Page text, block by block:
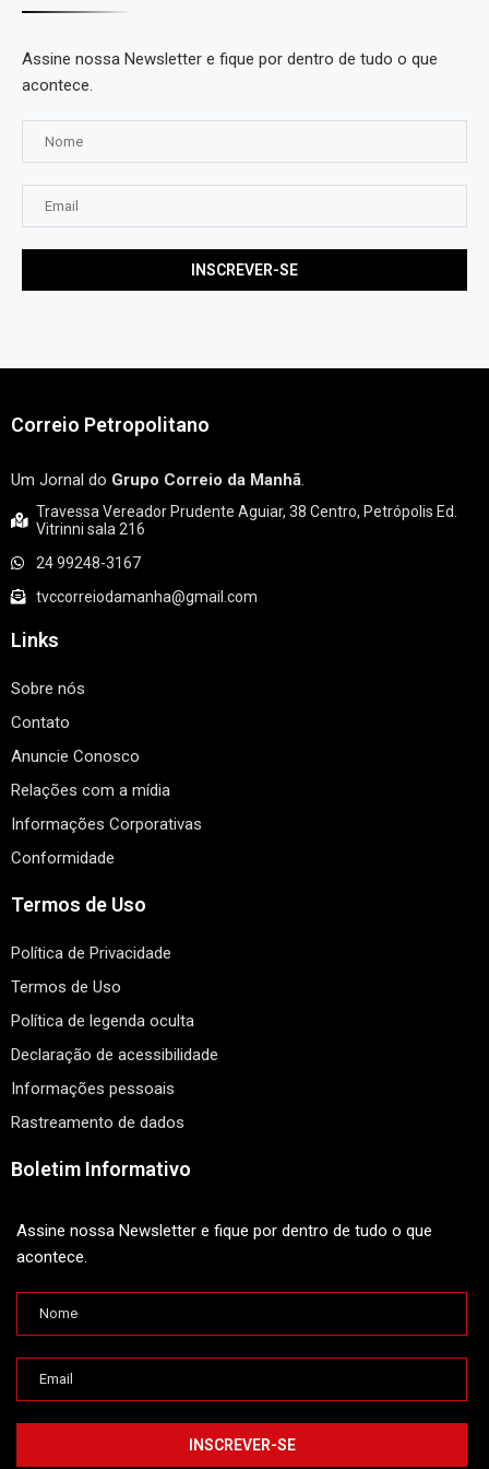
Assine nossa Newsletter e fique por dentro de tudo o que
acontece.
Correio Petropolitano
Um Jornal do Grupo Correio da Manhã.
Travessa Vereador Prudente Aguiar, 38 Centro, Petrópolis Ed.
Vitrinni sala 216
24 99248-3167
tvccorreiodamanha@gmail.com
Links
Sobre nós
Contato
Anuncie Conosco
Relações com a mídia
Informações Corporativas
Conformidade
Termos de Uso
Política de Privacidade
Termos de Uso
Política de legenda oculta
Declaração de acessibilidade
Informações pessoais
Rastreamento de dados
Boletim Informativo
Assine nossa Newsletter e fique por dentro de tudo o que
acontece.